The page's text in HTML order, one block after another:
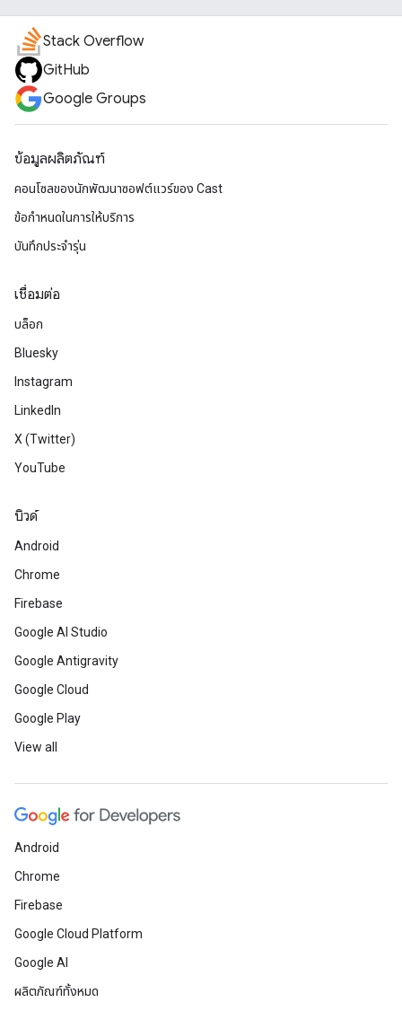
Stack Overflow
GitHub
Google Groups
ข้อมูลผลิตภัณฑ์
คอนโซลของนักพัฒนาซอฟต์แวร์ของ Cast
ข้อกำหนดในการให้บริการ
บันทึกประจำรุ่น
เชื่อมต่อ
บล็อก
Bluesky
Instagram
LinkedIn
X (Twitter)
YouTube
บิวด์
Android
Chrome
Firebase
Google AI Studio
Google Antigravity
Google Cloud
Google Play
View all
Android
Chrome
Firebase
Google Cloud Platform
Google AI
ผลิตภัณฑ์ทั้งหมด